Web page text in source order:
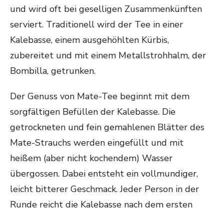
und wird oft bei geselligen Zusammenkünften
serviert. Traditionell wird der Tee in einer
Kalebasse, einem ausgehöhlten Kürbis,
zubereitet und mit einem Metallstrohhalm, der
Bombilla, getrunken.
Der Genuss von Mate-Tee beginnt mit dem
sorgfältigen Befüllen der Kalebasse. Die
getrockneten und fein gemahlenen Blätter des
Mate-Strauchs werden eingefüllt und mit
heißem (aber nicht kochendem) Wasser
übergossen. Dabei entsteht ein vollmundiger,
leicht bitterer Geschmack. Jeder Person in der
Runde reicht die Kalebasse nach dem ersten